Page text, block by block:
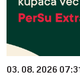
03. 08. 2026 07:31